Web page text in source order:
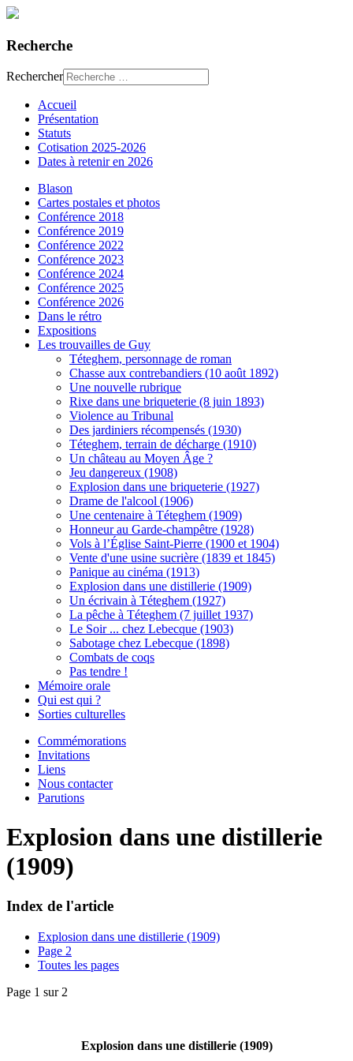
Recherche
Rechercher
Accueil
Présentation
Statuts
Cotisation 2025-2026
Dates à retenir en 2026
Blason
Cartes postales et photos
Conférence 2018
Conférence 2019
Conférence 2022
Conférence 2023
Conférence 2024
Conférence 2025
Conférence 2026
Dans le rétro
Expositions
Les trouvailles de Guy
Téteghem, personnage de roman
Chasse aux contrebandiers (10 août 1892)
Une nouvelle rubrique
Rixe dans une briqueterie (8 juin 1893)
Violence au Tribunal
Des jardiniers récompensés (1930)
Téteghem, terrain de décharge (1910)
Un château au Moyen Âge ?
Jeu dangereux (1908)
Explosion dans une briqueterie (1927)
Drame de l'alcool (1906)
Une centenaire à Téteghem (1909)
Honneur au Garde-champêtre (1928)
Vols à l’Église Saint-Pierre (1900 et 1904)
Vente d'une usine sucrière (1839 et 1845)
Panique au cinéma (1913)
Explosion dans une distillerie (1909)
Un écrivain à Téteghem (1927)
La pêche à Téteghem (7 juillet 1937)
Le Soir ... chez Lebecque (1903)
Sabotage chez Lebecque (1898)
Combats de coqs
Pas tendre !
Mémoire orale
Qui est qui ?
Sorties culturelles
Commémorations
Invitations
Liens
Nous contacter
Parutions
Explosion dans une distillerie
(1909)
Index de l'article
Explosion dans une distillerie (1909)
Page 2
Toutes les pages
Page 1 sur 2
Explosion dans une distillerie (1909)